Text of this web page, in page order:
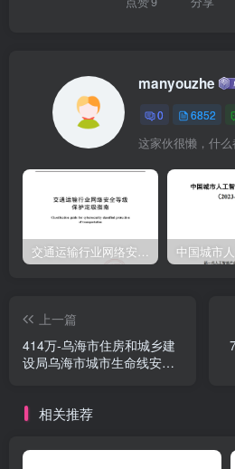
为记录名单；（注：本项内容由代理机
2.落实政府采购政策需满足的资格要求
求：无三、获取招标文件1.时间：发布
每天上午00：00至12：00，下午12:00
取法定节假日均可，线下获取文件法定
址）：浙江政府采购网(http://
网(http://http:/1 ssggzy.lishui.gov.cn/
manyouzhe
0 6852
这家伙很懒，什
上一篇
414万-乌海市住房和城乡建
设局乌海市城市生命线安全
相关推荐